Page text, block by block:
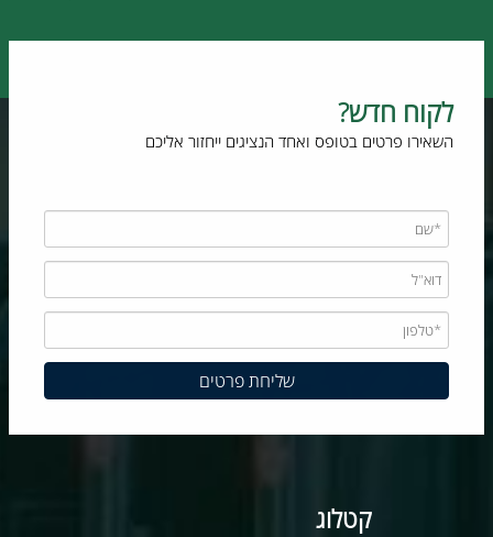
לקוח חדש?
השאירו פרטים בטופס ואחד הנציגים ייחזור אליכם
קטלוג